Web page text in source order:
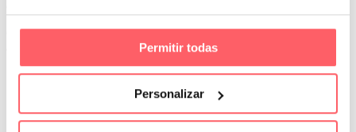
Permitir todas
Personalizar
Ganarás intimidad, evitando molestas miradas de los vecinos ó como
aislante acústico durante el día o la noche.